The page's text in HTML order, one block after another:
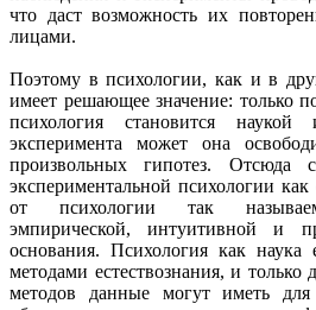
что даст возможность их
лицами.
Поэтому в психологии, как и в
имеет решающее значение: только
психология становится наукой
эксперимента может она
произвольных гипотез. Отсюда
экспериментальной психологии
от психологии так
эмпирической, интуитивной и
основания. Психология как наука
методами естествознания, и
методов данные могут иметь